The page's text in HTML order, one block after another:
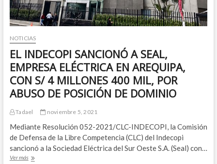
NOTICIAS
EL INDECOPI SANCIONÓ A SEAL,
EMPRESA ELÉCTRICA EN AREQUIPA,
CON S/ 4 MILLONES 400 MIL, POR
ABUSO DE POSICIÓN DE DOMINIO
Tadael noviembre 5, 2021
Mediante Resolución 052-2021/CLC-INDECOPI, la Comisión
de Defensa de la Libre Competencia (CLC) del Indecopi
sancionó a la Sociedad Eléctrica del Sur Oeste S.A. (Seal) con…
Ver másEL